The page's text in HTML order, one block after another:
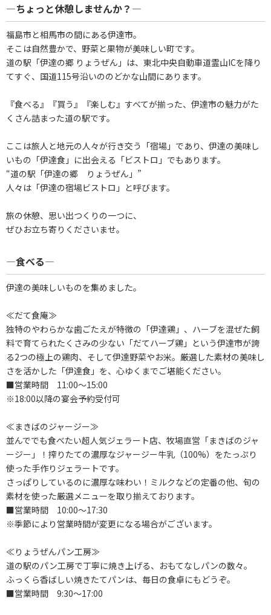
―ちょっと休憩しませんか？―
福島市と相馬市の間にある伊達市。
そこは自然豊かで、野菜と果物が美味しい町です。
道の駅「伊達の郷 りょうぜん」は、東北中央自動車道霊山ICを降り
てすぐ、国道115号沿いののどかな山間にあります。
『食べる』『買う』『楽しむ』すべてが揃った、伊達市の魅力がた
くさん詰まった道の駅です。
ここは旅人と地元の人々が行き交う「宿場」であり、伊達の美味し
いもの「伊達食」に出会える「ビストロ」でもあります。
“道の駅「伊達の郷 りょうぜん」”
人々は「伊達の宿場ビストロ」と呼びます。
旅の休憩、思い出つくりの一つに、
ぜひお立ち寄りくださいませ。
―食べる―
伊達の美味しいものを集めました。
≪だて食庵≫
独特のやわらかな歯ごたえが特徴の「伊達鶏」、ハーブを混ぜた飼
料で育てられたくさみの少ない「だてハーブ鶏」という伊達市が誇
る2つの極上の鶏肉、そして伊達野菜やお米。厳選した素材の美味し
さを活かした「伊達食」を、心ゆくまでご堪能ください。
■営業時間 11:00～15:00
※18:00以降の宴会予約受付可
≪まきばのジャージー≫
並んででも食べたい超人気ジェラート店、牧場直営「まきばのジャ
ージー」！搾りたての濃厚なジャージー牛乳（100%）をたっぷり
使った手作りジェラートです。
さっぱりしているのに濃厚な味わい！ミルクなどの定番の他、旬の
素材を使った厳選メニューを取り揃えております。
■営業時間 10:00～17:30
※季節により営業時間が変更になる場合がございます。
≪りょうぜんパン工房≫
道の駅のパン工房で丁寧に焼き上げる、おもてなしパンの数々。
ふっくら香ばしい焼きたてパンは、毎日の食卓にもどうぞ。
■営業時間 9:30～17:00